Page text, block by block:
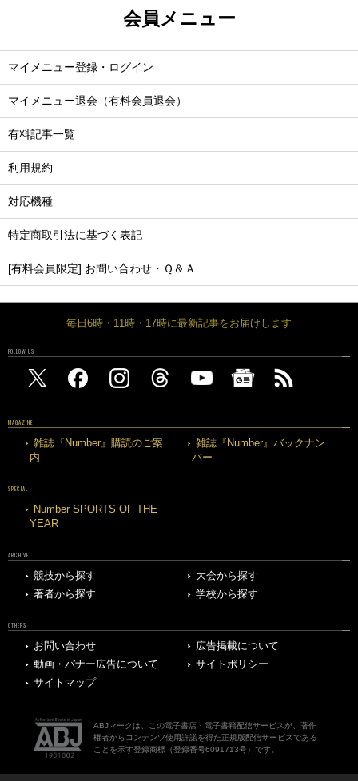
会員メニュー
マイメニュー登録・ログイン
マイメニュー退会（有料会員退会）
有料記事一覧
利用規約
対応機種
特定商取引法に基づく表記
[有料会員限定] お問い合わせ・Ｑ＆Ａ
毎日6時・11時・17時に最新記事をお届けします
FOLLOW US
MAGAZINE
雑誌『Number』購読のご案
内
雑誌『Number』バックナン
バー
SPECIAL
Number SPORTS OF THE
YEAR
ARCHIVE
競技から探す
大会から探す
著者から探す
学校から探す
OTHERS
お問い合わせ
広告掲載について
動画・バナー広告について
サイトポリシー
サイトマップ
ABJマークは、この電子書店・電子書籍配信サービスが、著作
権者からコンテンツ使用許諾を得た正規版配信サービスである
ことを示す登録商標（登録番号6091713号）です。